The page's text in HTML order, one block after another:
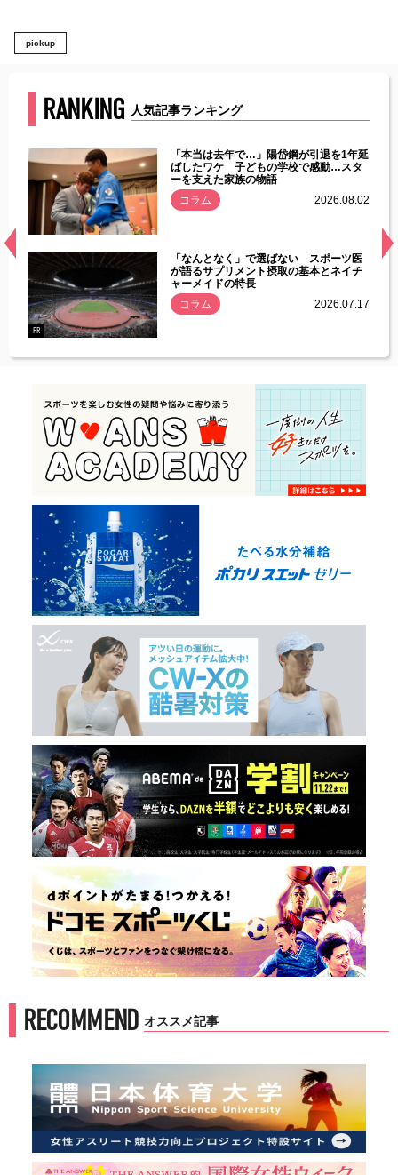
pickup
RANKING 人気記事ランキング
常
「本当は去年で…」陽岱鋼が引退を1年延
ばしたワケ 子どもの学校で感動…スタ
ーを支えた家族の物語
コラム
2026.08.02
PR
「なんとなく」で選ばない スポーツ医
が語るサプリメント摂取の基本とネイチ
ャーメイドの特長
コラム
2026.07.17
RECOMMEND オススメ記事